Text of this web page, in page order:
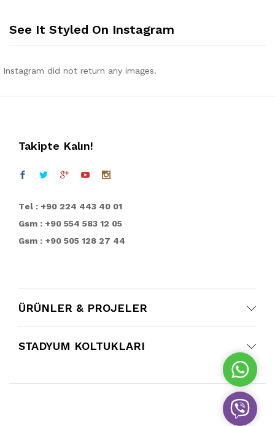
See It Styled On Instagram
Instagram did not return any images.
Takipte Kalın!
Tel : +90 224 443 40 01
Gsm : +90 554 583 12 05
Gsm : +90 505 128 27 44
ÜRÜNLER & PROJELER
STADYUM KOLTUKLARI
W
h
a
t
s
V
i